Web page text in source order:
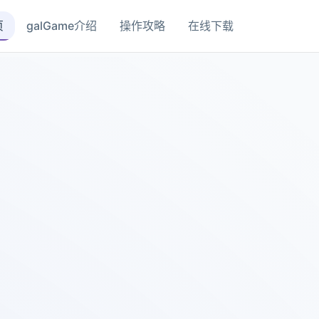
galGame介绍 操作攻略 在线下载